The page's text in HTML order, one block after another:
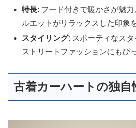
特長: フード付きで暖かさが魅
ルエットがリラックスした印象
スタイリング: スポーティなスタ
ストリートファッションにもぴ
古着カーハートの独自